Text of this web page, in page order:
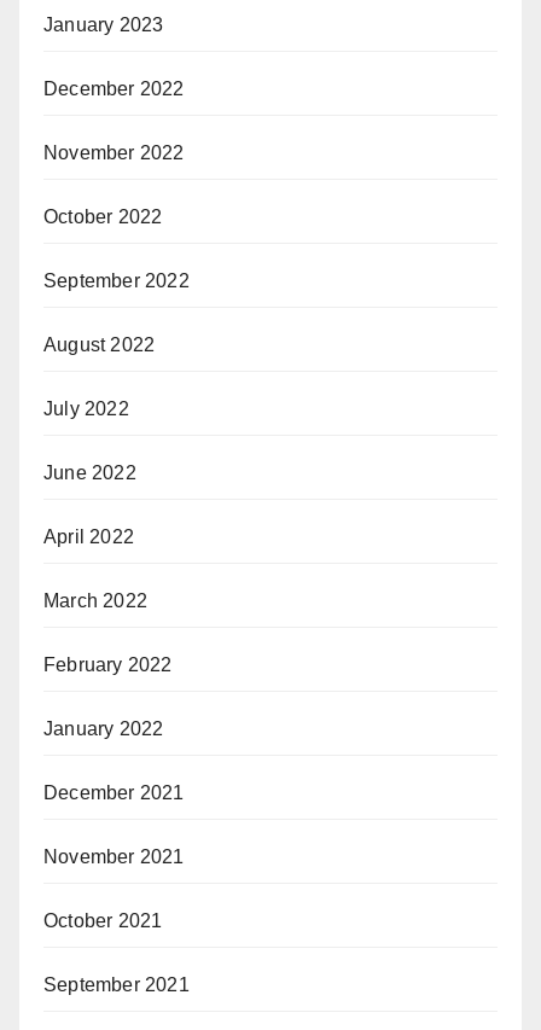
January 2023
December 2022
November 2022
October 2022
September 2022
August 2022
July 2022
June 2022
April 2022
March 2022
February 2022
January 2022
December 2021
November 2021
October 2021
September 2021